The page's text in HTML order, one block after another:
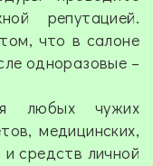
репутацией.
что в салоне
одноразовые –
любых чужих
медицинских,
средств личной